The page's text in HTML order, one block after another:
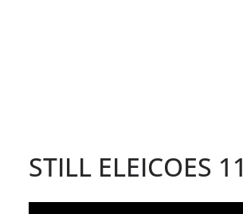
STILL ELEICOES 11